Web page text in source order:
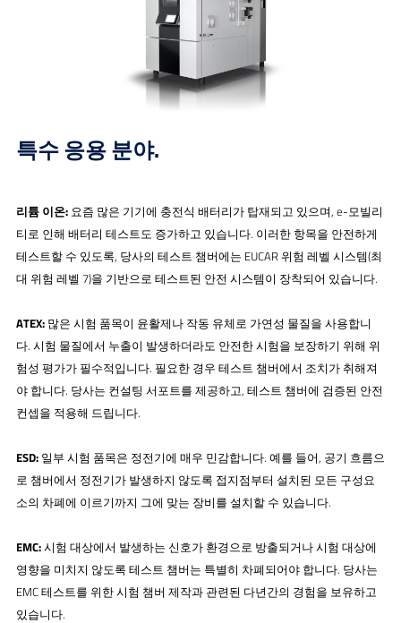
특수 응용 분야.
리튬 이온: 요즘 많은 기기에 충전식 배터리가 탑재되고 있으며, e-모빌리
티로 인해 배터리 테스트도 증가하고 있습니다. 이러한 항목을 안전하게
테스트할 수 있도록, 당사의 테스트 챔버에는 EUCAR 위험 레벨 시스템(최
대 위험 레벨 7)을 기반으로 테스트된 안전 시스템이 장착되어 있습니다.
ATEX: 많은 시험 품목이 윤활제나 작동 유체로 가연성 물질을 사용합니
다. 시험 물질에서 누출이 발생하더라도 안전한 시험을 보장하기 위해 위
험성 평가가 필수적입니다. 필요한 경우 테스트 챔버에서 조치가 취해져
야 합니다. 당사는 컨설팅 서포트를 제공하고, 테스트 챔버에 검증된 안전
컨셉을 적용해 드립니다.
ESD:일부 시험 품목은 정전기에 매우 민감합니다. 예를 들어, 공기 흐름으
로 챔버에서 정전기가 발생하지 않도록 접지점부터 설치된 모든 구성요
소의 차폐에 이르기까지 그에 맞는 장비를 설치할 수 있습니다.
EMC:시험 대상에서 발생하는 신호가 환경으로 방출되거나 시험 대상에
영향을 미치지 않도록 테스트 챔버는 특별히 차폐되어야 합니다. 당사는
EMC 테스트를 위한 시험 챔버 제작과 관련된 다년간의 경험을 보유하고
있습니다.